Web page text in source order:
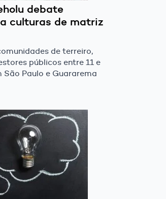
debate
culturas de matriz
de terreiro,
públicos entre 11 e
São Paulo e Guararema